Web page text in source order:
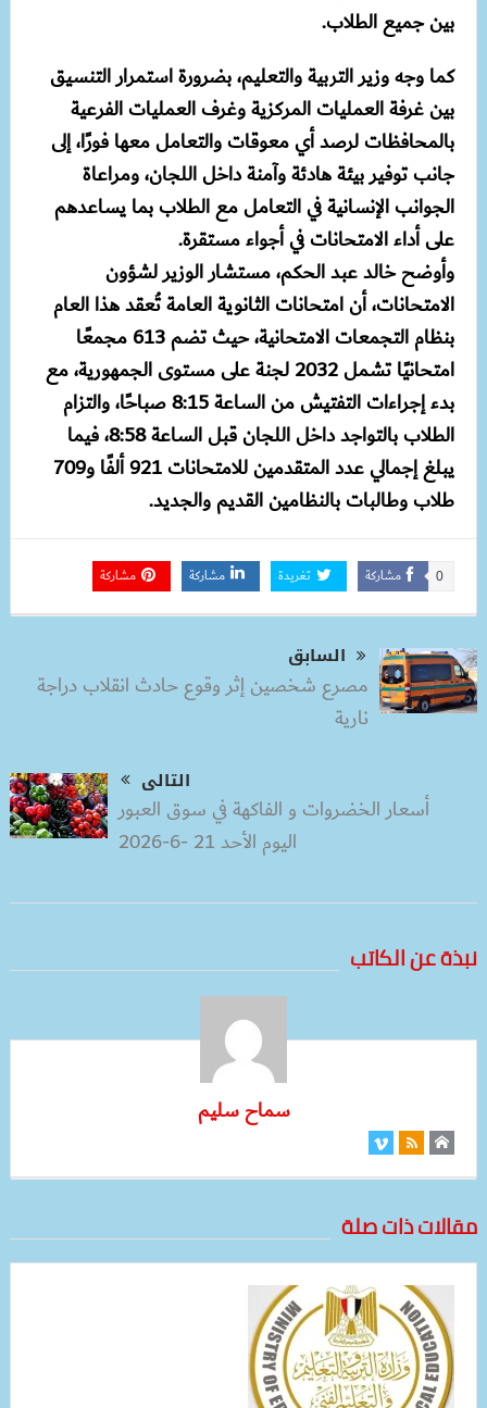
بين جميع الطلاب.
كما وجه وزير التربية والتعليم، بضرورة استمرار التنسيق
بين غرفة العمليات المركزية وغرف العمليات الفرعية
بالمحافظات لرصد أي معوقات والتعامل معها فورًا، إلى
جانب توفير بيئة هادئة وآمنة داخل اللجان، ومراعاة
الجوانب الإنسانية في التعامل مع الطلاب بما يساعدهم
على أداء الامتحانات في أجواء مستقرة.
وأوضح خالد عبد الحكم، مستشار الوزير لشؤون
الامتحانات، أن امتحانات الثانوية العامة تُعقد هذا العام
بنظام التجمعات الامتحانية، حيث تضم 613 مجمعًا
امتحانيًا تشمل 2032 لجنة على مستوى الجمهورية، مع
بدء إجراءات التفتيش من الساعة 8:15 صباحًا، والتزام
الطلاب بالتواجد داخل اللجان قبل الساعة 8:58، فيما
يبلغ إجمالي عدد المتقدمين للامتحانات 921 ألفًا و709
طلاب وطالبات بالنظامين القديم والجديد.
مشاركة 0 تغريدة مشاركة مشاركة
السابق
مصرع شخصين إثر وقوع حادث انقلاب دراجة
نارية
التالى
أسعار الخضروات و الفاكهة في سوق العبور
اليوم الأحد 21 -6-2026
نبذة عن الكاتب
سماح سليم
مقالات ذات صلة